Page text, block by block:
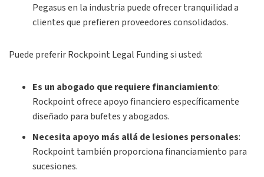
Pegasus en la industria puede ofrecer tranquilidad a
clientes que prefieren proveedores consolidados.
Puede preferir Rockpoint Legal Funding si usted:
Es un abogado que requiere financiamiento:
Rockpoint ofrece apoyo financiero específicamente
diseñado para bufetes y abogados.
Necesita apoyo más allá de lesiones personales:
Rockpoint también proporciona financiamiento para
sucesiones.